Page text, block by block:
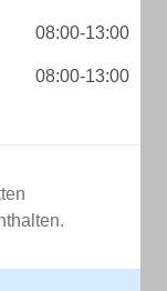
08:00-13:00
08:00-13:00